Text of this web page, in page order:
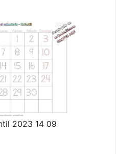
2023 14 09